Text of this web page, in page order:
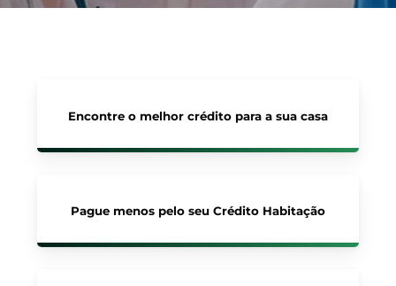
Encontre o melhor crédito para a sua casa
Pague menos pelo seu Crédito Habitação